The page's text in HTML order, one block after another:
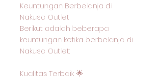
Keuntungan Berbelanja di
Nakusa Outlet
Berikut adalah beberapa
keuntungan ketika berbelanja di
Nakusa Outlet:
Kualitas Terbaik 🌟